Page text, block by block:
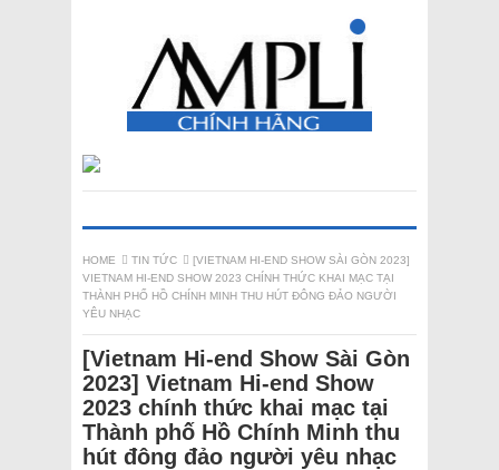
HOME TIN TỨC
[VIETNAM HI-END SHOW SÀI GÒN 2023]
VIETNAM HI-END SHOW 2023 CHÍNH THỨC KHAI MẠC TẠI
THÀNH PHỐ HỒ CHÍNH MINH THU HÚT ĐÔNG ĐẢO NGƯỜI
YÊU NHẠC
[Vietnam Hi-end Show Sài Gòn
2023] Vietnam Hi-end Show
2023 chính thức khai mạc tại
Thành phố Hồ Chính Minh thu
hút đông đảo người yêu nhạc